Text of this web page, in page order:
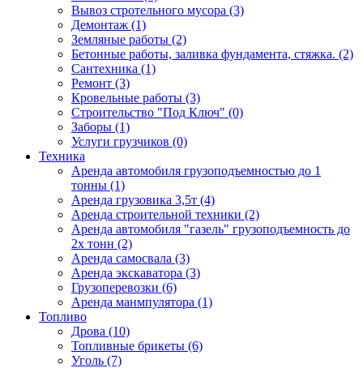
Вывоз стротельного мусора (3)
Демонтаж (1)
Земляные работы (2)
Бетонные работы, заливка фундамента, стяжка. (2)
Сантехника (1)
Ремонт (3)
Кровельные работы (3)
Строительство "Под Ключ" (0)
Заборы (1)
Услуги грузчиков (0)
Техника
Аренда автомобиля грузоподъемностью до 1
тонны (1)
Аренда грузовика 3,5т (4)
Аренда строительной техники (2)
Аренда автомобиля "газель" грузоподъемность до
2х тонн (2)
Аренда самосвала (3)
Аренда экскаватора (3)
Грузоперевозки (6)
Аренда манмпулятора (1)
Топливо
Дрова (10)
Топливные брикеты (6)
Уголь (7)